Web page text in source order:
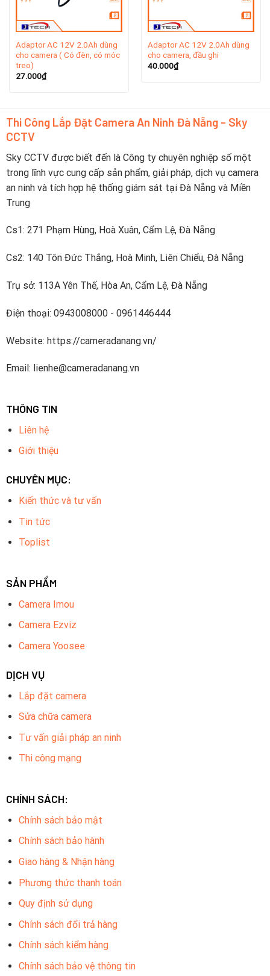
– Dung lượng: 3000mAh.
– Modem wifi và camera chạy chế độ ban ngày 5-6 giờ.
– Camera chạy chế độ ban đêm (đèn led sáng bật): 2.5-
wifi,…) dùng nguồn 12V.
– Camera sử dụng UPS này thì không cần adaptor 12V.
– Bảo hành: 12 tháng.
Sky CCTV – Đơn vị cung cấp thiết bị an ninh chính
phụ kiện JTechchính hãng. Với nhiều năm kinh nghiệm trong
khách hàng những sản phẩmcamera an ninh đà nẵng
trợ và tư vấn cho quý khách hàng trong việc lựa chọn và
Sky CCTV khi mua
camera ở đà nẵng
Adaptor AC 12V 2.0Ah dùng
cho camera ( Có đèn, có móc
treo)
27.000₫
Adaptor AC 12V 2.0Ah dùng
cho camera, đầu ghi
40.000₫
Thi Công Lắp Đặt Camera An Ninh Đà Nẵng - Sky
CCTV
Sky CCTV được biết đến là Công ty chuyên nghiệp số một
trong lĩnh vực cung cấp sản phẩm, giải pháp, dịch vụ camera
an ninh và tích hợp hệ thống giám sát tại Đà Nẵng và Miền
Trung
Cs1: 271 Phạm Hùng, Hoà Xuân, Cẩm Lệ, Đà Nẵng
Cs2: 140 Tôn Đức Thắng, Hoà Minh, Liên Chiểu, Đà Nẵng
Trụ sở: 113A Yên Thế, Hòa An, Cẩm Lệ, Đà Nẵng
Điện thoại: 0943008000 - 0961446444
Website: https://cameradanang.vn/
Email: lienhe@cameradanang.vn
THÔNG TIN
Liên hệ
Giới thiệu
CHUYÊN MỤC:
Kiến thức và tư vấn
Tin tức
Toplist
SẢN PHẨM
Camera Imou
Camera Ezviz
Camera Yoosee
DỊCH VỤ
Lắp đặt camera
Sửa chữa camera
Tư vấn giải pháp an ninh
Thi công mạng
CHÍNH SÁCH:
Chính sách bảo mật
Chính sách bảo hành
Giao hàng & Nhận hàng
Phương thức thanh toán
Quy định sử dụng
Chính sách đổi trả hàng
Chính sách kiểm hàng
Chính sách bảo vệ thông tin